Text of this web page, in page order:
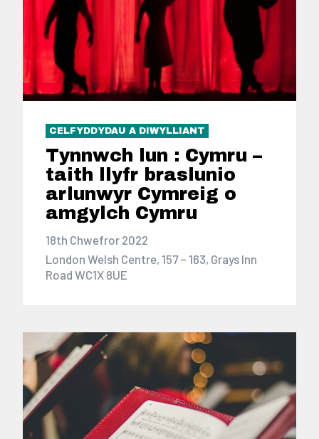
CELFYDDYDAU A DIWYLLIANT
Tynnwch lun : Cymru –
taith llyfr braslunio
arlunwyr Cymreig o
amgylch Cymru
18th Chwefror 2022
London Welsh Centre, 157 – 163, Grays Inn
Road WC1X 8UE